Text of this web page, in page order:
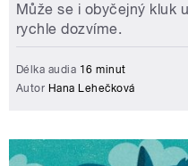
Může se i obyčejný kluk
rychle dozvíme.
Délka audia 16 minut
Autor Hana Lehečková